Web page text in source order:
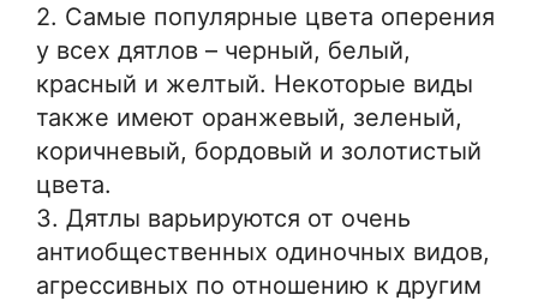
2. Самые популярные цвета оперения
у всех дятлов – черный, белый,
красный и желтый. Некоторые виды
также имеют оранжевый, зеленый,
коричневый, бордовый и золотистый
цвета.
3. Дятлы варьируются от очень
антиобщественных одиночных видов,
агрессивных по отношению к другим